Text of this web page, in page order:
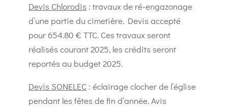
Devis Chlorodis : travaux de ré-engazonage
d’une partie du cimetière. Devis accepté
pour 654.80 € TTC. Ces travaux seront
réalisés courant 2025, les crédits seront
reportés au budget 2025.
Devis SONELEC: éclairage clocher de l’église
pendant les fêtes de fin d’année. Avis